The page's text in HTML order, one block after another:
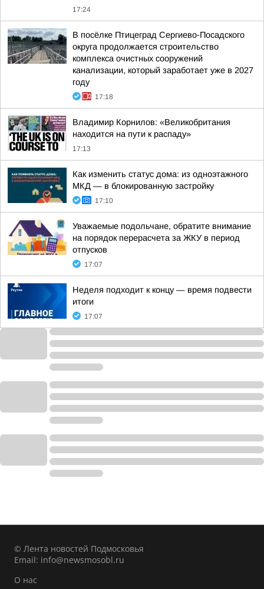
17:24
В посёлке Птицеград Сергиево-Посадского
округа продолжается строительство
комплекса очистных сооружений
канализации, который заработает уже в 2027
году
17:18
Владимир Корнилов: «Великобритания
находится на пути к распаду»
17:13
Как изменить статус дома: из одноэтажного
МКД — в блокированную застройку
17:10
Уважаемые подольчане, обратите внимание
на порядок перерасчета за ЖКУ в период
отпусков
17:07
Неделя подходит к концу — время подвести
итоги
17:07
© Лента новостей Подмосковья
Email: info@newsmosobl.ru
О нас